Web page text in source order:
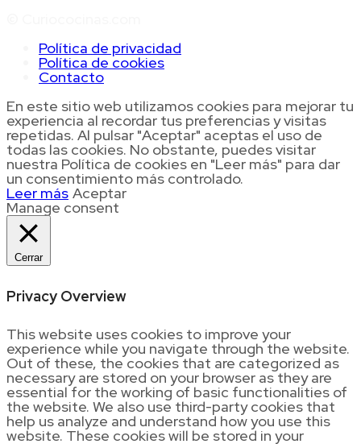
Política de privacidad
Política de cookies
Contacto
En este sitio web utilizamos cookies para mejorar tu
experiencia al recordar tus preferencias y visitas
repetidas. Al pulsar "Aceptar" aceptas el uso de
todas las cookies. No obstante, puedes visitar
nuestra Política de cookies en "Leer más" para dar
un consentimiento más controlado.
Leer más Aceptar
Manage consent
Cerrar
Privacy Overview
This website uses cookies to improve your
experience while you navigate through the website.
Out of these, the cookies that are categorized as
necessary are stored on your browser as they are
essential for the working of basic functionalities of
the website. We also use third-party cookies that
help us analyze and understand how you use this
website. These cookies will be stored in your